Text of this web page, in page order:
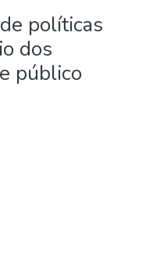
políticas
dos
público